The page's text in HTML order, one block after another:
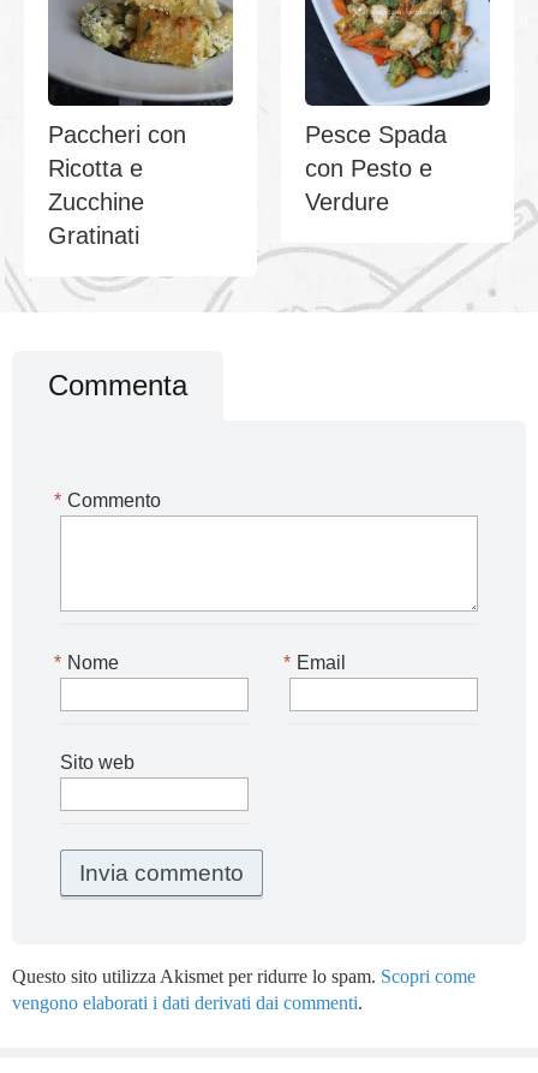
Paccheri con
Ricotta e
Zucchine
Gratinati
Pesce Spada
con Pesto e
Verdure
Commenta
Commento
*
Nome
* Email
*
Sito web
Questo sito utilizza Akismet per ridurre lo spam. Scopri come
vengono elaborati i dati derivati dai commenti.